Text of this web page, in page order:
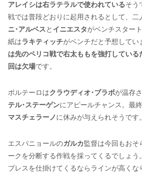
アレイシは右ラテラルで使われているそう
戦では普段どおりに起用されるとして、二
ニ･アルベスと イニエスタがベンチスター
紙はラキティッチがベンチだと予想してい
は先のペリコ戦で右太ももを強打してい
回は欠場です。
ポルテーロはクラウディオ･ブラボが温存
テル･ステーゲンにアピールチャンス。最
マスチェラーノに休みが与えられそうです。
エスパニョールのガルカ監督は今回もおそ
ークを分断する作戦を採ってくるでしょう
プレスを仕掛けてくるならラインが高くな